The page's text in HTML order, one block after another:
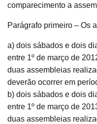
comparecimento a
Parágrafo primeiro – Os
a) dois sábados e dois
entre 1º de março de
duas assembleias
deverão ocorrer em
b) dois sábados e dois
entre 1º de março de
duas assembleias